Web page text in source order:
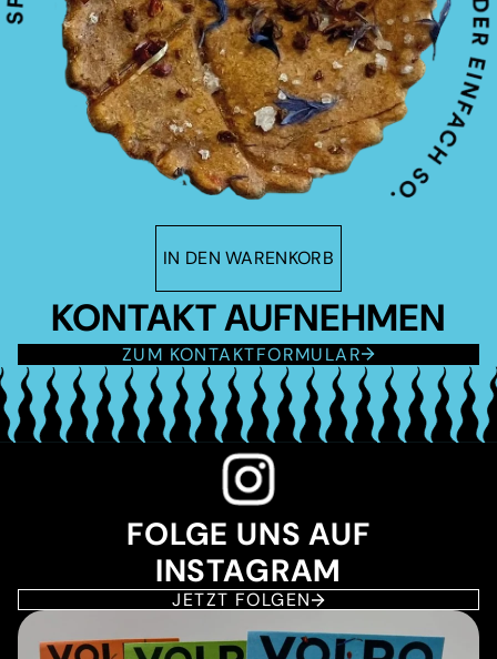
IN DEN WARENKORB
KONTAKT AUFNEHMEN
ZUM KONTAKTFORMULAR
FOLGE UNS AUF
INSTAGRAM
JETZT FOLGEN